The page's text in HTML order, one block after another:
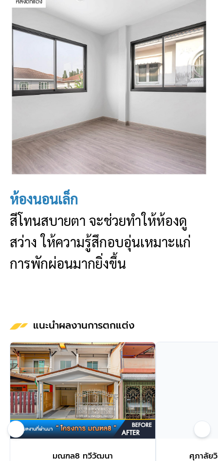
ห้องนอนเล็ก
สีโทนสบายตา จะช่วยทำให้ห้องดู
สว่าง ให้ความรู้สึกอบอุ่นเหมาะแก่
การพักผ่อนมากยิ่งขึ้น
แนะนำผลงานการตกแต่ง
มณฑล8 ทวีวัฒนา ศุภาลัย